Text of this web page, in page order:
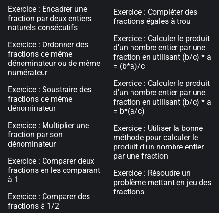
Exercice : Encadrer une
fraction par deux entiers
naturels consécutifs
Exercice : Ordonner des
fractions de même
dénominateur ou de même
numérateur
Exercice : Soustraire des
fractions de même
dénominateur
Exercice : Multiplier une
fraction par son
dénominateur
Exercice : Comparer deux
fractions en les comparant
à 1
Exercice : Comparer des
fractions à 1/2
Exercice : Compléter des
fractions égales à trou
Exercice : Calculer le produit
d'un nombre entier par une
fraction en utilisant (b/c) * a
= (b*a)/c
Exercice : Calculer le produit
d'un nombre entier par une
fraction en utilisant (b/c) * a
= b*(a/c)
Exercice : Utiliser la bonne
méthode pour calculer le
produit d'un nombre entier
par une fraction
Exercice : Résoudre un
problème mettant en jeu des
fractions